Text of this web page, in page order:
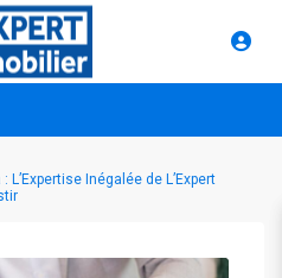
Inégalée de L’Expert